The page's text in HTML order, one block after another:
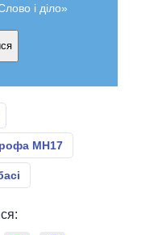
і діло»
МН17